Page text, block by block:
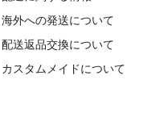
海外への発送について
配送返品交換について
カスタムメイドについて